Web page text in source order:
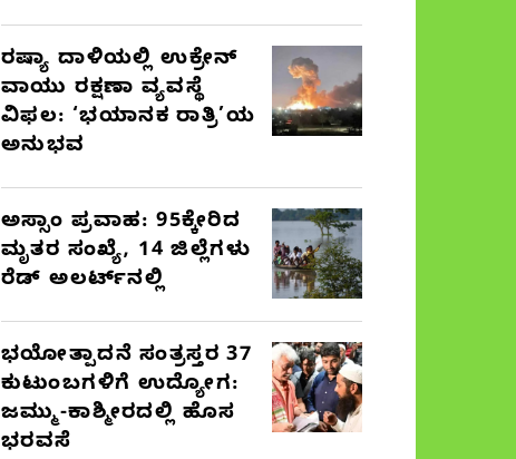
ರಷ್ಯಾ ದಾಳಿಯಲ್ಲಿ ಉಕ್ರೇನ್
ವಾಯು ರಕ್ಷಣಾ ವ್ಯವಸ್ಥೆ
ವಿಫಲ: ‘ಭಯಾನಕ ರಾತ್ರಿ’ಯ
ಅನುಭವ
ಅಸ್ಸಾಂ ಪ್ರವಾಹ: 95ಕ್ಕೇರಿದ
ಮೃತರ ಸಂಖ್ಯೆ, 14 ಜಿಲ್ಲೆಗಳು
ರೆಡ್ ಅಲರ್ಟ್‌ನಲ್ಲಿ
ಭಯೋತ್ಪಾದನೆ ಸಂತ್ರಸ್ತರ 37
ಕುಟುಂಬಗಳಿಗೆ ಉದ್ಯೋಗ:
ಜಮ್ಮು-ಕಾಶ್ಮೀರದಲ್ಲಿ ಹೊಸ
ಭರವಸೆ